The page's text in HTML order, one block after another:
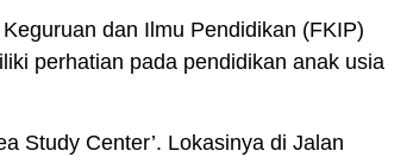
dan Ilmu Pendidikan (FKIP)
perhatian pada pendidikan anak usia
Study Center’. Lokasinya di Jalan